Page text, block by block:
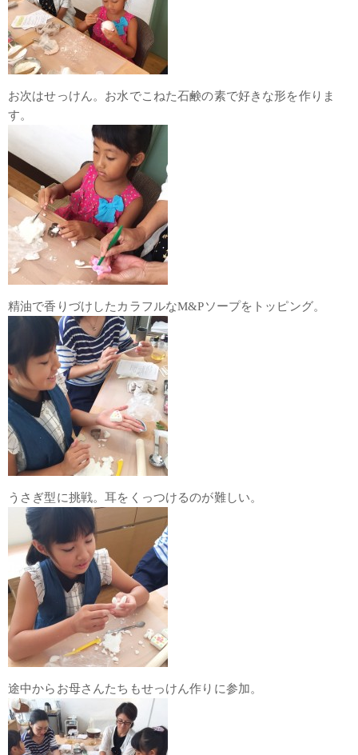
お次はせっけん。お水でこねた石鹸の素で好きな形を作りま
す。
精油で香りづけしたカラフルなM&Pソープをトッピング。
うさぎ型に挑戦。耳をくっつけるのが難しい。
途中からお母さんたちもせっけん作りに参加。